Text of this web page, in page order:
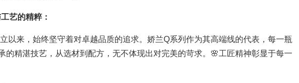
艺的精粹：
以来，始终坚守着对卓越品质的追求。娇兰Q系列作为其高端线的代表，每一瓶
的精湛技艺，从选材到配方，无不体现出对完美的苛求。🌸工匠精神彰显于每一